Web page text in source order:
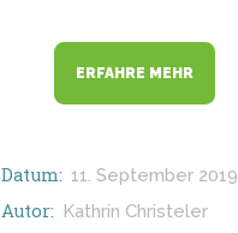
ERFAHRE MEHR
Datum: 11. September 2019
Autor: Kathrin Christeler